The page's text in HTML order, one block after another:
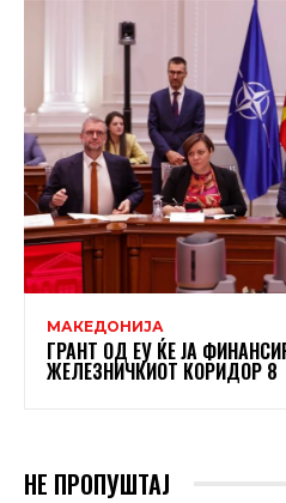
МАКЕДОНИЈА
ГРАНТ ОД ЕУ ЌЕ ЈА
ЖЕЛЕЗНИЧКИОТ КОРИДОР 8
НЕ ПРОПУШТАЈ